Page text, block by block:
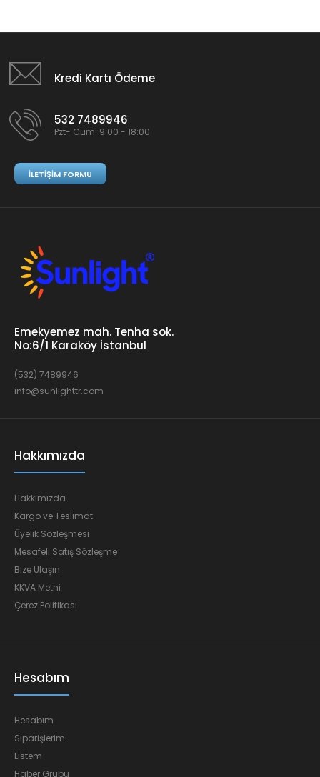
Kredi Kartı Ödeme
532 7489946
Pzt- Cum: 9:00 - 18:00
İLETIŞIM FORMU
Emekyemez mah. Tenha sok.
No:6/1 Karaköy İstanbul
(532) 7489946
info@sunlighttr.com
Hakkımızda
Hakkımızda
Kargo ve Teslimat
Üyelik Sözleşmesi
Mesafeli Satış Sözleşme
Bize Ulaşın
KKVA Metni
Çerez Politikası
Hesabım
Hesabım
Siparişlerim
Listem
Haber Grubu